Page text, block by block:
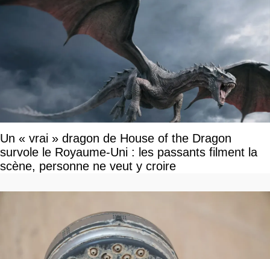
Un « vrai » dragon de House of the Dragon
survole le Royaume-Uni : les passants filment la
scène, personne ne veut y croire